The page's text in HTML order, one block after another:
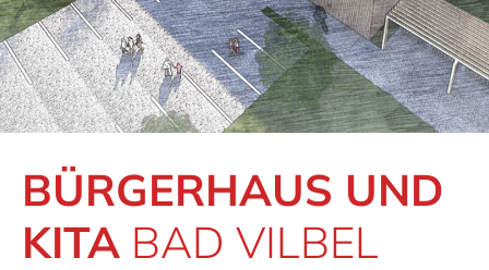
BÜRGERHAUS UND
KITA BAD VILBEL